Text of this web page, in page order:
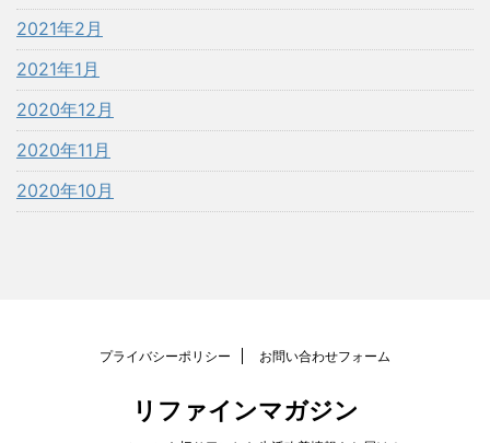
2021年2月
2021年1月
2020年12月
2020年11月
2020年10月
プライバシーポリシー お問い合わせフォーム
リファインマガジン